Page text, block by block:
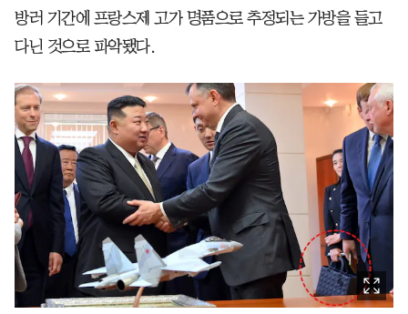
방러 기간에 프랑스제 고가 명품으로 추정되는 가방을 들고
다닌 것으로 파악됐다.